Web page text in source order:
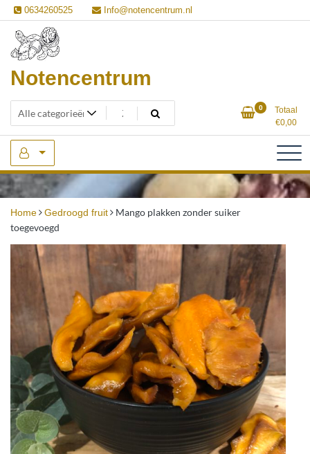
naar
inhoud
0634260525 Info@notencentrum.nl
Notencentrum
0
Totaal
€0,00
Home Gedroogd fruit
Mango plakken zonder suiker
toegevoegd